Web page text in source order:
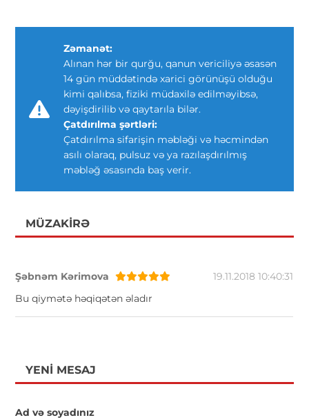
Zəmanət:
Alınan hər bir qurğu, qanun vericiliyə əsasən
14 gün müddətində xarici görünüşü olduğu
kimi qalıbsa, fiziki müdaxilə edilməyibsə,
dəyişdirilib və qaytarıla bilər.
Çatdırılma şərtləri:
Çatdırılma sifarişin məbləği və həcmindən
asılı olaraq, pulsuz və ya razılaşdırılmış
məbləğ əsasında baş verir.
MÜZAKIRƏ
Şəbnəm Kərimova
19.11.2018 10:40:31
Bu qiymətə həqiqətən əladır
YENI MESAJ
Ad və soyadınız